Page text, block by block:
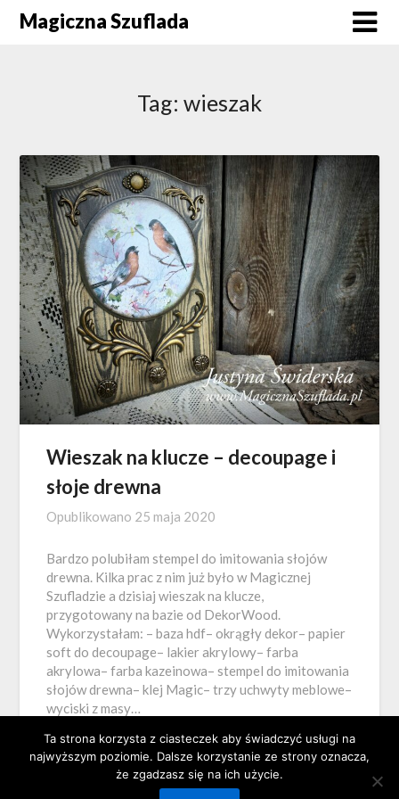
SkipMagiczna Szuflada
Tag: wieszak
Wieszak na klucze – decoupage i
słoje drewna
Opublikowano 25 maja 2020
Bardzo polubiłam stempel do imitowania słojów
drewna. Kilka prac z nim już było w Magicznej
Szufladzie a dzisiaj wieszak na klucze,
przygotowany na bazie od DekorWood.
Wykorzystałam: – baza hdf– okrągły dekor– papier
soft do decoupage– lakier akrylowy– farba
akrylowa– farba kazeinowa– stempel do imitowania
słojów drewna– klej Magic– trzy uchwyty meblowe–
wyciski z masy…
Ta strona korzysta z ciasteczek aby świadczyć usługi na
najwyższym poziomie. Dalsze korzystanie ze strony oznacza,
że zgadzasz się na ich użycie.